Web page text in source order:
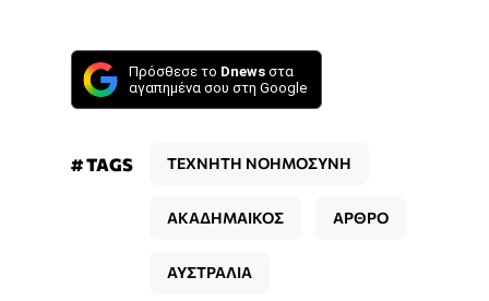
Πρόσθεσε το Dnews στα
αγαπημένα σου στη Google
# TAGS ΤΕΧΝΗΤΗ ΝΟΗΜΟΣΥΝΗ
ΑΚΑΔΗΜΑΙΚΟΣ ΑΡΘΡΟ
ΑΥΣΤΡΑΛΙΑ